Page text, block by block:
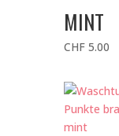
MINT
CHF5.00